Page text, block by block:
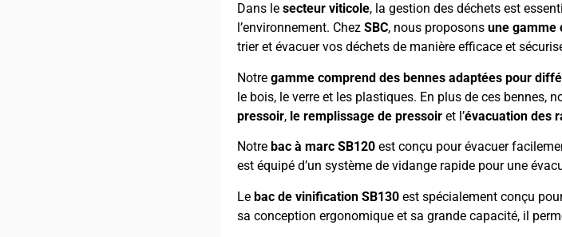
Dans lesecteur viticole, la gestion des déchets est
l’environnement. ChezSBC, nous proposonsune gamme
trier et évacuer vos déchets de manière efficace et
Notre gamme comprend des bennes adaptées pour
le bois, le verre et les plastiques. En plus de ces bennes,
pressoir, le remplissage de pressoir et l’évacuation des
Notre bac à marc SB120 est conçu pour évacuer
est équipé d’un système de vidange rapide pour une
Lebac de vinification SB130 est spécialement conçu
sa conception ergonomique et sa grande capacité, il